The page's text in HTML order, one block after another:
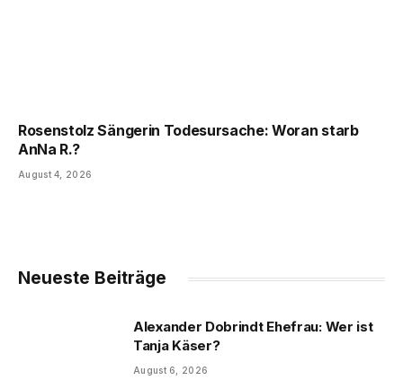
Rosenstolz Sängerin Todesursache: Woran starb
AnNa R.?
August 4, 2026
Neueste Beiträge
Alexander Dobrindt Ehefrau: Wer ist
Tanja Käser?
August 6, 2026